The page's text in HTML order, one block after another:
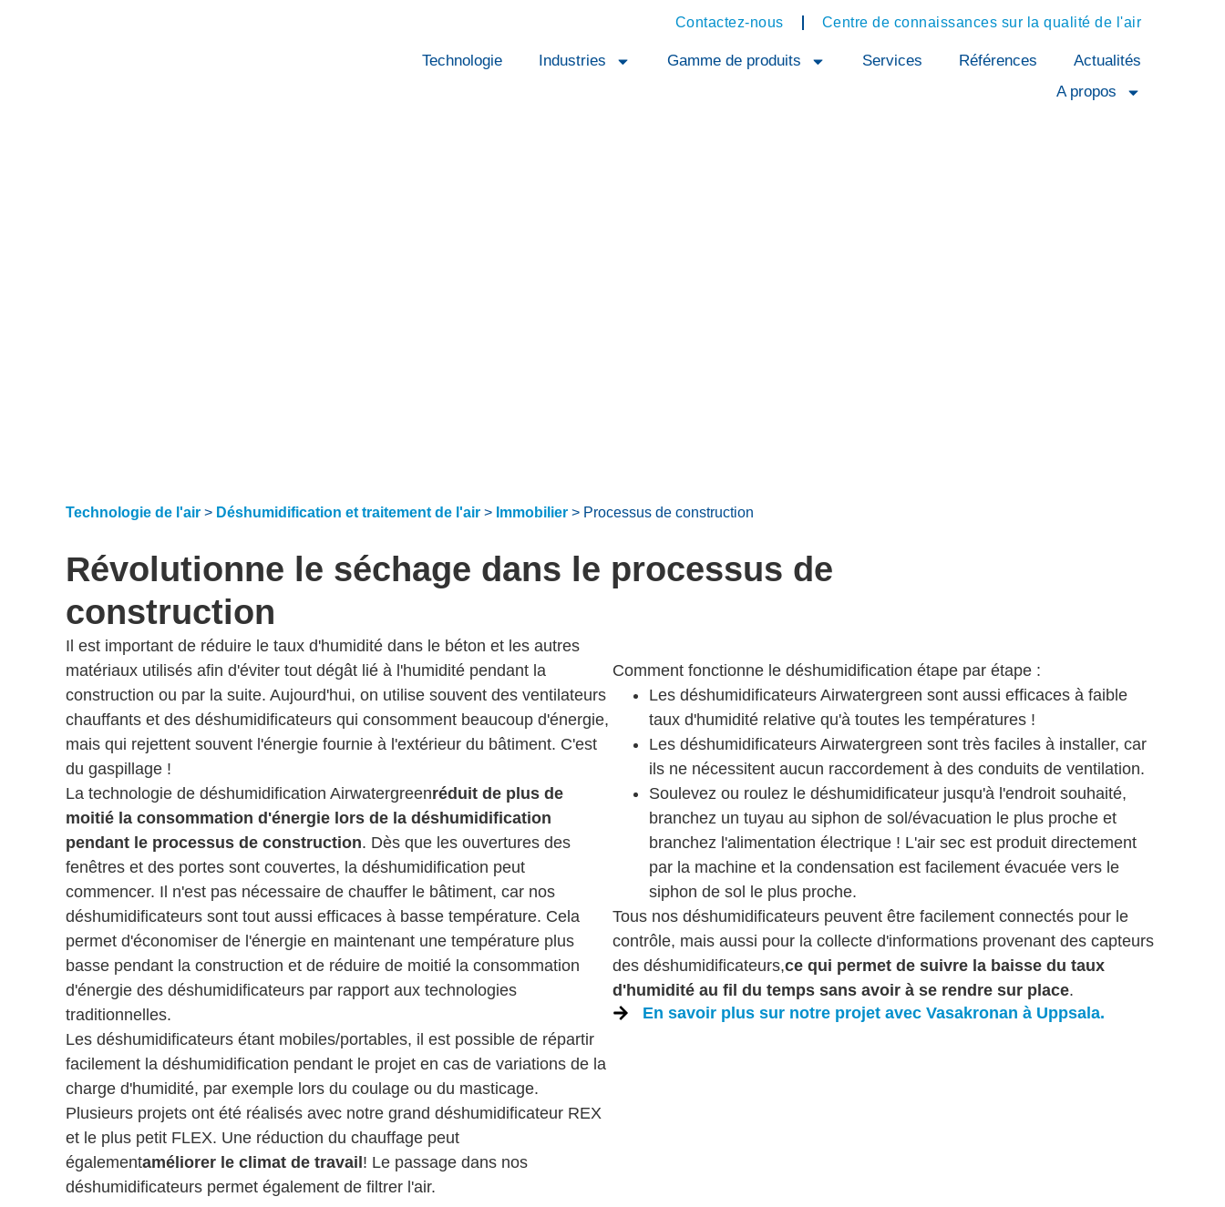
Contactez-nous Centre de connaissances sur la qualité de l'air
Technologie Industries Gamme de produits Services Références
Actualités
A propos
Technologie de l'air > Déshumidification et traitement de l'air > Immobilier > Processus de construction
Révolutionne le séchage dans le processus de
construction
Il est important de réduire le taux d'humidité dans le béton et les autres
matériaux utilisés afin d'éviter tout dégât lié à l'humidité pendant la
construction ou par la suite. Aujourd'hui, on utilise souvent des ventilateurs
chauffants et des déshumidificateurs qui consomment beaucoup d'énergie,
mais qui rejettent souvent l'énergie fournie à l'extérieur du bâtiment. C'est
du gaspillage !
La technologie de déshumidification Airwatergreenréduit de plus de
moitié la consommation d'énergie lors de la déshumidification
pendant le processus de construction. Dès que les ouvertures des
fenêtres et des portes sont couvertes, la déshumidification peut
commencer. Il n'est pas nécessaire de chauffer le bâtiment, car nos
déshumidificateurs sont tout aussi efficaces à basse température. Cela
permet d'économiser de l'énergie en maintenant une température plus
basse pendant la construction et de réduire de moitié la consommation
d'énergie des déshumidificateurs par rapport aux technologies
traditionnelles.
Les déshumidificateurs étant mobiles/portables, il est possible de répartir
facilement la déshumidification pendant le projet en cas de variations de la
charge d'humidité, par exemple lors du coulage ou du masticage.
Plusieurs projets ont été réalisés avec notre grand déshumidificateur REX
et le plus petit FLEX. Une réduction du chauffage peut
égalementaméliorer le climat de travail ! Le passage dans nos
déshumidificateurs permet également de filtrer l'air.
Comment fonctionne le déshumidification étape par étape :
Les déshumidificateurs Airwatergreen sont aussi efficaces à faible
taux d'humidité relative qu'à toutes les températures !
Les déshumidificateurs Airwatergreen sont très faciles à installer, car
ils ne nécessitent aucun raccordement à des conduits de ventilation.
Soulevez ou roulez le déshumidificateur jusqu'à l'endroit souhaité,
branchez un tuyau au siphon de sol/évacuation le plus proche et
branchez l'alimentation électrique ! L'air sec est produit directement
par la machine et la condensation est facilement évacuée vers le
siphon de sol le plus proche.
Tous nos déshumidificateurs peuvent être facilement connectés pour le
contrôle, mais aussi pour la collecte d'informations provenant des capteurs
des déshumidificateurs,ce qui permet de suivre la baisse du taux
d'humidité au fil du temps sans avoir à se rendre sur place.
En savoir plus sur notre projet avec Vasakronan à Uppsala.